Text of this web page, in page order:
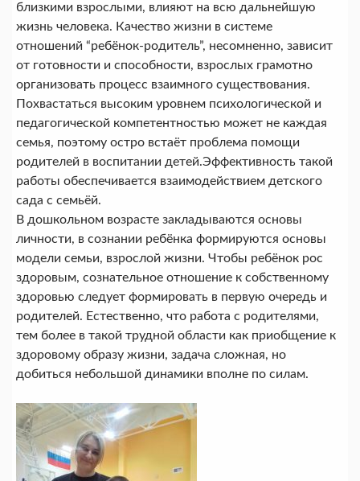
близкими взрослыми, влияют на всю дальнейшую
жизнь человека. Качество жизни в системе
отношений “ребёнок-родитель”, несомненно, зависит
от готовности и способности, взрослых грамотно
организовать процесс взаимного существования.
Похвастаться высоким уровнем психологической и
педагогической компетентностью может не каждая
семья, поэтому остро встаёт проблема помощи
родителей в воспитании детей.Эффективность такой
работы обеспечивается взаимодействием детского
сада с семьёй.
В дошкольном возрасте закладываются основы
личности, в сознании ребёнка формируются основы
модели семьи, взрослой жизни. Чтобы ребёнок рос
здоровым, сознательное отношение к собственному
здоровью следует формировать в первую очередь и
родителей. Естественно, что работа с родителями,
тем более в такой трудной области как приобщение к
здоровому образу жизни, задача сложная, но
добиться небольшой динамики вполне по силам.